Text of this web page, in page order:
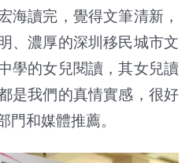
海讀完，覺得文筆清新，
、濃厚的深圳移民城市文
學的女兒閱讀，其女兒讀
是我們的真情實感，很好
門和媒體推薦。